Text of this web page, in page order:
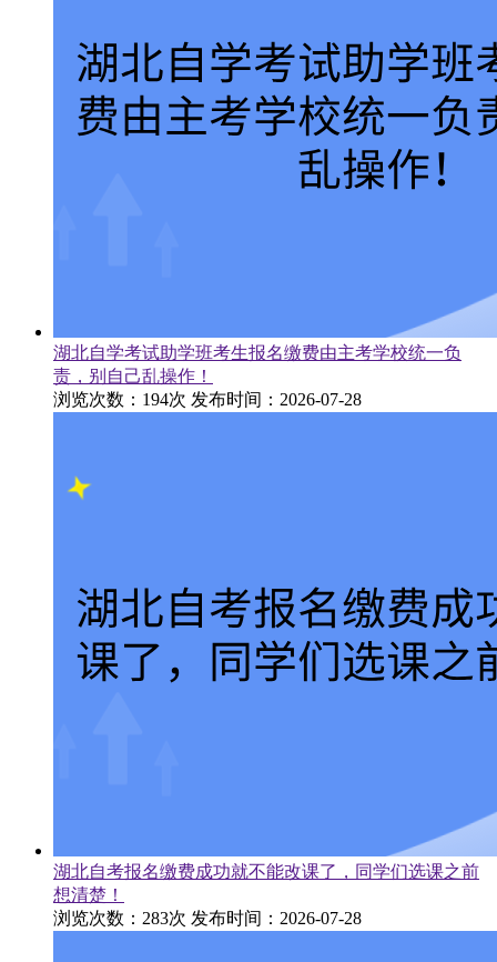
湖北自学考试助学班考生报名缴费由主考学校统一负
责，别自己乱操作！
浏览次数：194次 发布时间：2026-07-28
湖北自考报名缴费成功就不能改课了，同学们选课之前
想清楚！
浏览次数：283次 发布时间：2026-07-28